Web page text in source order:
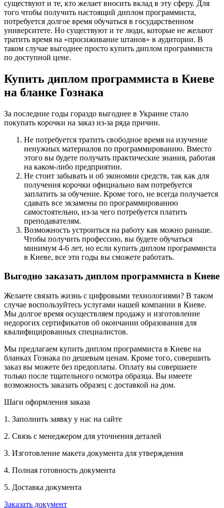
существуют и те, кто желает вносить вклад в эту сферу. Для
того чтобы получить настоящий диплом программиста,
потребуется долгое время обучаться в государственном
университете. Но существуют и те люди, которые не желают
тратить время на «просиживание штанов» в аудитории. В
таком случае выгоднее просто купить диплом программиста
по доступной цене.
Купить диплом программиста в Киеве
на бланке Гознака
За последние годы гораздо выгоднее в Украине стало
покупать корочки на заказ из-за ряда причин.
Не потребуется тратить свободное время на изучение
ненужных материалов по программированию. Вместо
этого вы будете получать практические знания, работая
на каком-либо предприятии.
Не стоит забывать и об экономии средств, так как для
получения корочки официально вам потребуется
заплатить за обучение. Кроме того, не всегда получается
сдавать все экзамены по программированию
самостоятельно, из-за чего потребуется платить
преподавателям.
Возможность устроиться на работу как можно раньше.
Чтобы получить профессию, вы будете обучаться
минимум 4-6 лет, но если купить диплом программиста
в Киеве, все эти годы вы сможете работать.
Выгодно заказать диплом программиста в Киеве
Желаете связать жизнь с цифровыми технологиями? В таком
случае воспользуйтесь услугами нашей компании в Киеве.
Мы долгое время осуществляем продажу и изготовление
недорогих сертификатов об окончании образования для
квалифицированных специалистов.
Мы предлагаем купить диплом программиста в Киеве на
бланках Гознака по дешевым ценам. Кроме того, совершить
заказ вы можете без предоплаты. Оплату вы совершаете
только после тщательного осмотра образца. Вы имеете
возможность заказать образец с доставкой на дом.
Шаги оформления заказа
1. Заполнить заявку у нас на сайте
2. Связь с менеджером для уточнения деталей
3. Изготовление макета документа для утверждения
4. Полная готовность документа
5. Доставка документа
Заказать документ